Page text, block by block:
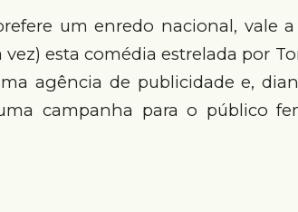
um enredo nacional, vale
esta comédia estrelada por
agência de publicidade e,
campanha para o público